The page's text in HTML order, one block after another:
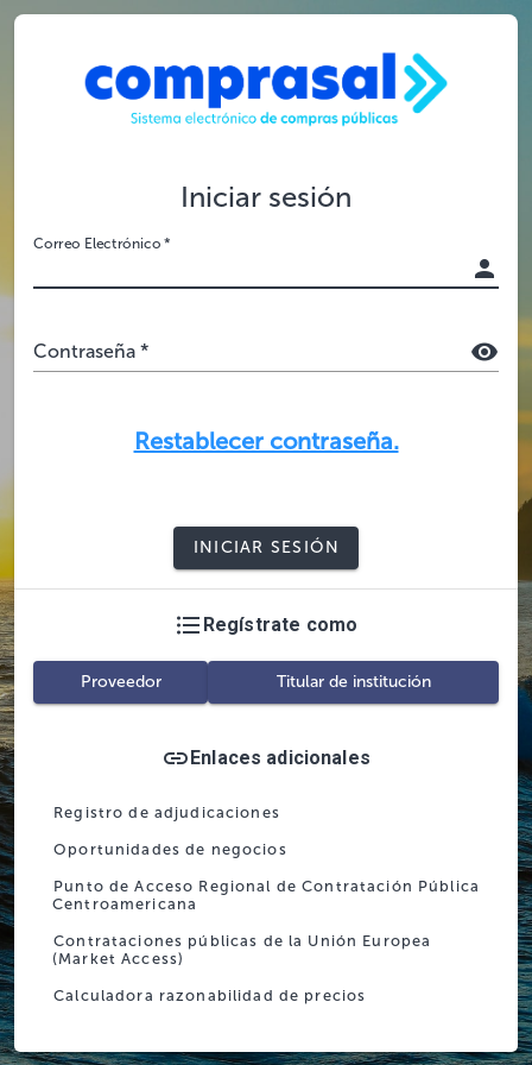
Iniciar sesión
Correo Electrónico *
Contraseña *
Restablecer contraseña.
INICIAR SESIÓN
Regístrate como
Proveedor Titular de institución
Enlaces adicionales
Registro de adjudicaciones
Oportunidades de negocios
Punto de Acceso Regional de Contratación Pública
Centroamericana
Contrataciones públicas de la Unión Europea
(Market Access)
Calculadora razonabilidad de precios